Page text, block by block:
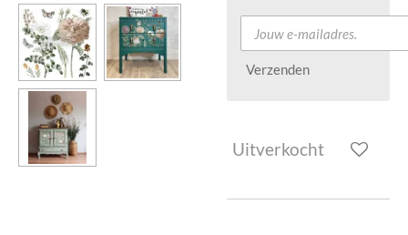
Verzenden
Uitverkocht